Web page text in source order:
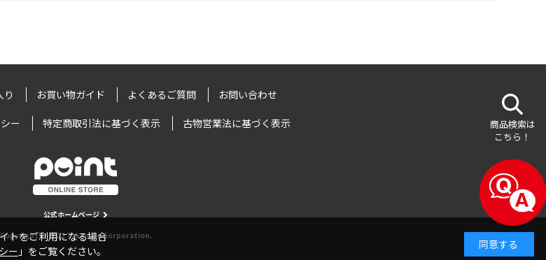
り お買い物ガイド よくあるご質問 お問い合わせ
ー 特定商取引法に基づく表示 古物営業法に基づく表示
公式ホームページ
Copyright © 2022 Takamiya Corporation.
商品検索は
こちら！
トをご利用になる場合
ー 」をご覧ください。
同意する